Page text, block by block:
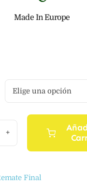
Made In Europe
Final